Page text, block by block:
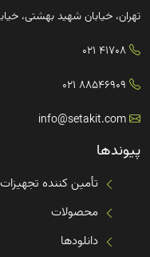
تهران، خیابان شهید بهشتی، خیابان
41708 021
88546909 021
info@setakit.com
پیوندها
تأمین کننده
محصولات
دانلودها